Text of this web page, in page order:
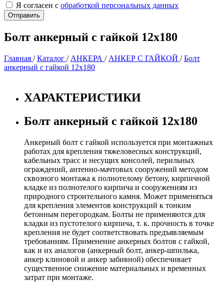
Я согласен с обработкой персональных данных
Болт анкерный с гайкой 12х180
Главная /Каталог / АНКЕРА / АНКЕР С ГАЙКОЙ /Болт
анкерный с гайкой 12х180
ХАРАКТЕРИСТИКИ
Болт анкерный с гайкой 12х180
Анкерный болт с гайкой используется при монтажных
работах для крепления тяжеловесных конструкций,
кабельных трасс и несущих консолей, перильных
ограждений, антенно-мачтовых сооружений методом
сквозного монтажа к полнотелому бетону, кирпичной
кладке из полнотелого кирпича и сооружениям из
природного строительного камня. Может применяться
для крепления элементов конструкций к тонким
бетонным перегородкам. Болты не применяются для
кладки из пустотелого кирпича, т. к. прочность в точке
крепления не будет соответствовать предъявляемым
требованиям. Применение анкерных болтов с гайкой,
как и их аналогов (анкерный болт, анкер-шпилька,
анкер клиновой и анкер забивной) обеспечивает
существенное снижение материальных и временных
затрат при монтаже.